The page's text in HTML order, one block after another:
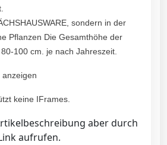
sondern in der
Pflanzen Die Gesamthöhe der
100 cm. je nach Jahreszeit.
keine IFrames.
aber durch
aufrufen.